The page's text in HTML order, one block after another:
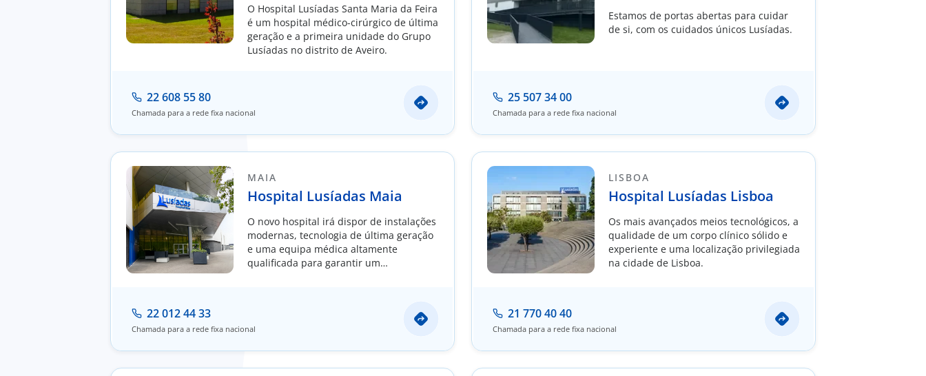
O Hospital Lusíadas Santa Maria da Feira
é um hospital médico-cirúrgico de última
geração e a primeira unidade do Grupo
Lusíadas no distrito de Aveiro.
22 608 55 80
Chamada para a rede fixa nacional
Estamos de portas abertas para cuidar
de si, com os cuidados únicos Lusíadas.
25 507 34 00
Chamada para a rede fixa nacional
MAIA
Hospital Lusíadas Maia
O novo hospital irá dispor de instalações
modernas, tecnologia de última geração
e uma equipa médica altamente
qualificada para garantir um
22 012 44 33
Chamada para a rede fixa nacional
LISBOA
Hospital Lusíadas Lisboa
Os mais avançados meios tecnológicos, a
qualidade de um corpo clínico sólido e
experiente e uma localização privilegiada
na cidade de Lisboa.
21 770 40 40
Chamada para a rede fixa nacional